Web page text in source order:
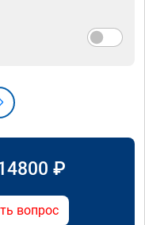
₽
вопрос